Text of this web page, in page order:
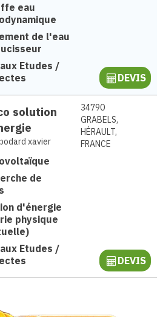
eau
de l'eau
Etudes /
DEVIS
solution
xavier
34790
GRABELS,
HÉRAULT,
FRANCE
de
d'énergie
physique
Etudes /
DEVIS